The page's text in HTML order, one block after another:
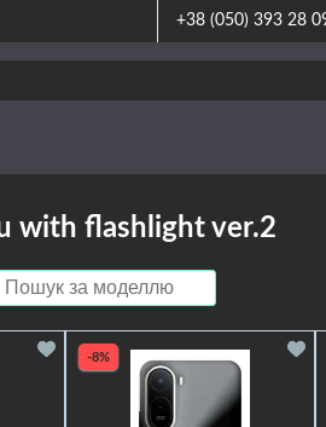
+38 (050) 393 28
with flashlight ver.2
-8%